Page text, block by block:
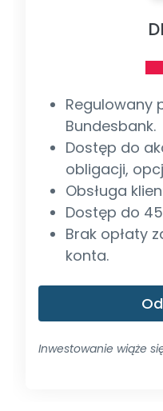
Regulowany
Bundesbank.
Dostęp do
obligacji,
Obsługa
Dostęp do
Brak opłaty
konta.
Inwestowanie wiąże